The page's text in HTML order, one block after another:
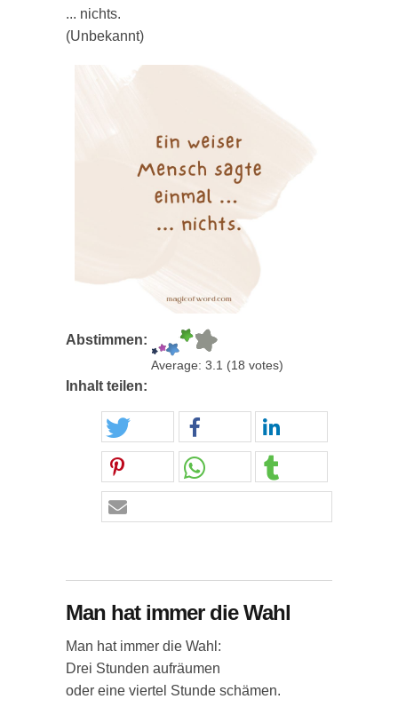
... nichts.
(Unbekannt)
Abstimmen:
Average: 3.1 (18 votes)
Inhalt teilen:
Man hat immer die Wahl
Man hat immer die Wahl:
Drei Stunden aufräumen
oder eine viertel Stunde schämen.